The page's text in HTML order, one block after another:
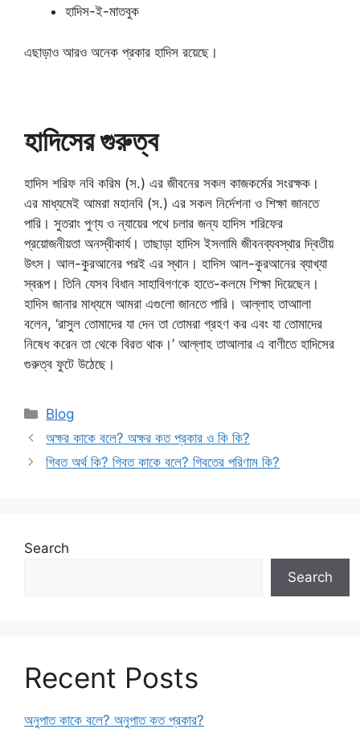
হাদিস-ই-মাতবুক
এছাড়াও আরও অনেক প্রকার হাদিস রয়েছে।
হাদিসের গুরুত্ব
হাদিস শরিফ নবি করিম (স.) এর জীবনের সকল কাজকর্মের সংরক্ষক।
এর মাধ্যমেই আমরা মহানবি (স.) এর সকল নির্দেশনা ও শিক্ষা জানতে
পারি। সুতরাং পুণ্য ও ন্যায়ের পথে চলার জন্য হাদিস শরিফের
প্রয়োজনীয়তা অনস্বীকার্য। তাছাড়া হাদিস ইসলামি জীবনব্যবস্থার দ্বিতীয়
উৎস। আল-কুরআনের পরই এর স্থান। হাদিস আল-কুরআনের ব্যাখ্যা
স্বরূপ। তিনি যেসব বিধান সাহাবিগণকে হাতে-কলমে শিক্ষা দিয়েছেন।
হাদিস জানার মাধ্যমে আমরা এগুলো জানতে পারি। আল্লাহ তাআালা
বলেন, ‘রাসুল তোমাদের যা দেন তা তোমরা গ্রহণ কর এবং যা তোমাদের
নিষেধ করেন তা থেকে বিরত থাক।’ আল্লাহ তাআলার এ বাণীতে হাদিসের
গুরুত্ব ফুটে উঠেছে।
Categories
Blog
অক্ষর কাকে বলে? অক্ষর কত প্রকার ও কি কি?
গিবত অর্থ কি? গিবত কাকে বলে? গিবতের পরিণাম কি?
Search
Search
Recent Posts
অনুপাত কাকে বলে? অনুপাত কত প্রকার?